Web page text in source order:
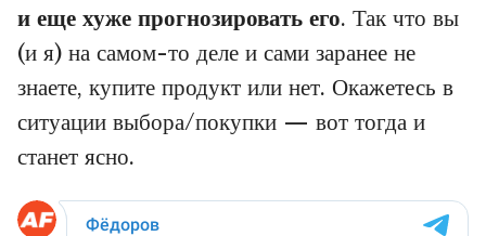
и еще хуже прогнозировать его. Так что вы
(и я) на самом-то деле и сами заранее не
знаете, купите продукт или нет. Окажетесь в
ситуации выбора/покупки — вот тогда и
станет ясно.